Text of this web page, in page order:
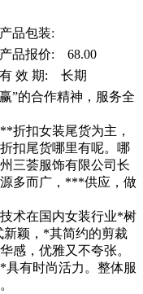
产品包装:
产品报价: 68.00
有 效 期: 长期
”的合作精神，服务全
折扣女装尾货为主，
扣尾货哪里有呢。哪
三荟服饰有限公司长
多而广，***供应，做
术在国内女装行业*树
新颖，*其简约的剪裁
感，优雅又不夸张。
有时尚活力。整体服